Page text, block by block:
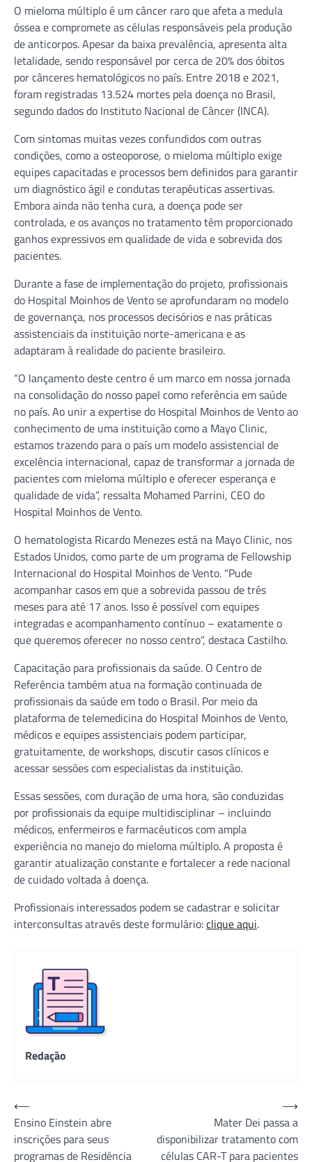
O mieloma múltiplo é um câncer raro que afeta a medula
óssea e compromete as células responsáveis pela produção
de anticorpos. Apesar da baixa prevalência, apresenta alta
letalidade, sendo responsável por cerca de 20% dos óbitos
por cânceres hematológicos no país. Entre 2018 e 2021,
foram registradas 13.524 mortes pela doença no Brasil,
segundo dados do Instituto Nacional de Câncer (INCA).
Com sintomas muitas vezes confundidos com outras
condições, como a osteoporose, o mieloma múltiplo exige
equipes capacitadas e processos bem definidos para garantir
um diagnóstico ágil e condutas terapêuticas assertivas.
Embora ainda não tenha cura, a doença pode ser
controlada, e os avanços no tratamento têm proporcionado
ganhos expressivos em qualidade de vida e sobrevida dos
pacientes.
Durante a fase de implementação do projeto, profissionais
do Hospital Moinhos de Vento se aprofundaram no modelo
de governança, nos processos decisórios e nas práticas
assistenciais da instituição norte-americana e as
adaptaram à realidade do paciente brasileiro.
“O lançamento deste centro é um marco em nossa jornada
na consolidação do nosso papel como referência em saúde
no país. Ao unir a expertise do Hospital Moinhos de Vento ao
conhecimento de uma instituição como a Mayo Clinic,
estamos trazendo para o país um modelo assistencial de
excelência internacional, capaz de transformar a jornada de
pacientes com mieloma múltiplo e oferecer esperança e
qualidade de vida”, ressalta Mohamed Parrini, CEO do
Hospital Moinhos de Vento.
O hematologista Ricardo Menezes está na Mayo Clinic, nos
Estados Unidos, como parte de um programa de Fellowship
Internacional do Hospital Moinhos de Vento. “Pude
acompanhar casos em que a sobrevida passou de três
meses para até 17 anos. Isso é possível com equipes
integradas e acompanhamento contínuo – exatamente o
que queremos oferecer no nosso centro”, destaca Castilho.
Capacitação para profissionais da saúde. O Centro de
Referência também atua na formação continuada de
profissionais da saúde em todo o Brasil. Por meio da
plataforma de telemedicina do Hospital Moinhos de Vento,
médicos e equipes assistenciais podem participar,
gratuitamente, de workshops, discutir casos clínicos e
acessar sessões com especialistas da instituição.
Essas sessões, com duração de uma hora, são conduzidas
por profissionais da equipe multidisciplinar – incluindo
médicos, enfermeiros e farmacêuticos com ampla
experiência no manejo do mieloma múltiplo. A proposta é
garantir atualização constante e fortalecer a rede nacional
de cuidado voltada à doença.
Profissionais interessados podem se cadastrar e solicitar
interconsultas através deste formulário:clique aqui.
Redação
Navegação
de
Post
⟵
Ensino Einstein abre
inscrições para seus
programas de Residência
Mater Dei passa a
disponibilizar tratamento com
células CAR-T para pacientes
⟶